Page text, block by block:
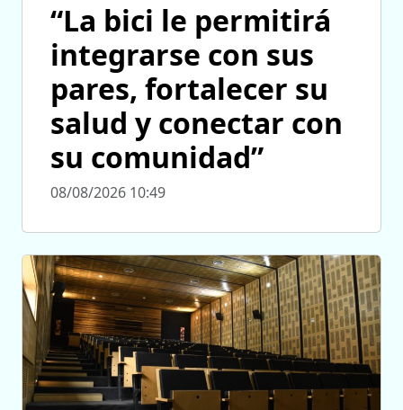
“La bici le permitirá
integrarse con sus
pares, fortalecer su
salud y conectar con
su comunidad”
08/08/2026 10:49